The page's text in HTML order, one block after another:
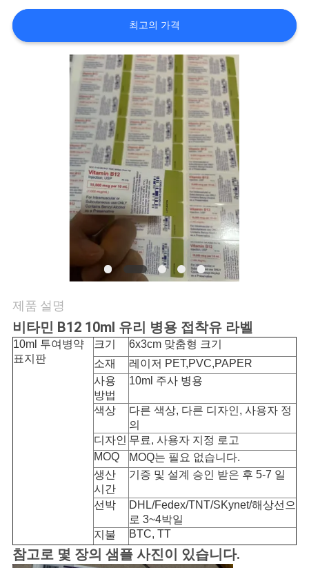
품
질
뉴
스
최고의 가격
제품 설명
비타민 B12 10ml 유리 병용 접착유 라벨
10ml 투여병약
표지판
크기
6x3cm 맞춤형 크기
소재
레이저 PET,PVC,PAPER
사용
방법
10ml 주사 병용
색상
다른 색상, 다른 디자인, 사용자 정
의
디자인 무료, 사용자 지정 로고
MOQ
MOQ는 필요 없습니다.
생산
시간
기증 및 설계 승인 받은 후 5-7 일
선박
DHL/Fedex/TNT/SKynet/해상선으
로 3~4박일
지불
BTC, TT
참고로 몇 장의 샘플 사진이 있습니다.